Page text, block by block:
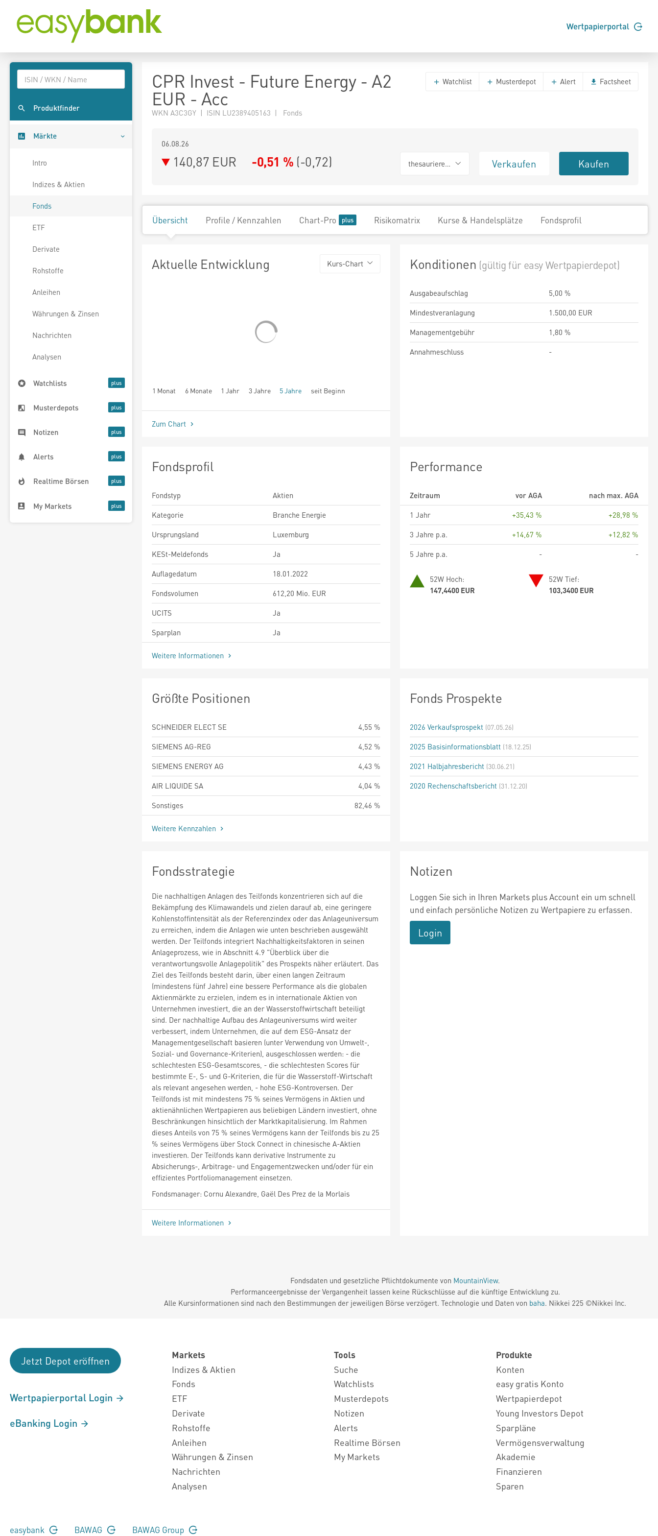
Wertpapierportal
Produktfinder
Märkte
Intro
Indizes & Aktien
Fonds
ETF
Derivate
Rohstoffe
Anleihen
Währungen & Zinsen
Nachrichten
Analysen
Watchlists
Musterdepots
Notizen
Alerts
Realtime Börsen
My Markets
CPR Invest - Future Energy - A2
EUR - Acc
WKN A3C3GY | ISIN LU2389405163 | Fonds
Watchlist Musterdepot Alert Factsheet
06.08.26
140,87 EUR -0,51 % (-0,72) thesaurierend Verkaufen Kaufen
Übersicht Profile / Kennzahlen Chart-Pro Risikomatrix Kurse & Handelsplätze Fondsprofil
Aktuelle Entwicklung Kurs-Chart
1 Monat 6 Monate 1 Jahr 3 Jahre 5 Jahre seit Beginn
Zum Chart
Konditionen (gültig für easy Wertpapierdepot)
Ausgabeaufschlag
5,00 %
Mindestveranlagung
1.500,00 EUR
Managementgebühr
1,80 %
Annahmeschluss
-
Fondsprofil
Fondstyp
Aktien
Kategorie
Branche Energie
Ursprungsland
Luxemburg
KESt-Meldefonds
Ja
Auflagedatum
18.01.2022
Fondsvolumen
612,20 Mio. EUR
UCITS
Ja
Sparplan
Ja
Weitere Informationen
Performance
Zeitraum vor AGA
nach max. AGA
1 Jahr
+35,43 %
+28,98 %
3 Jahre p.a.
+14,67 %
+12,82 %
5 Jahre p.a.
- -
52W Hoch:
147,4400 EUR
52W Tief:
103,3400 EUR
Größte Positionen
SCHNEIDER ELECT SE
4,55 %
SIEMENS AG-REG
4,52 %
SIEMENS ENERGY AG
4,43 %
AIR LIQUIDE SA
4,04 %
Sonstiges
82,46 %
Weitere Kennzahlen
Fonds Prospekte
2026 Verkaufsprospekt (07.05.26)
2025 Basisinformationsblatt (18.12.25)
2021 Halbjahresbericht (30.06.21)
2020 Rechenschaftsbericht (31.12.20)
Fondsstrategie
Die nachhaltigen Anlagen des Teilfonds konzentrieren sich auf die
Bekämpfung des Klimawandels und zielen darauf ab, eine geringere
Kohlenstoffintensität als der Referenzindex oder das Anlageuniversum
zu erreichen, indem die Anlagen wie unten beschrieben ausgewählt
werden. Der Teilfonds integriert Nachhaltigkeitsfaktoren in seinen
Anlageprozess, wie in Abschnitt 4.9 "Überblick über die
verantwortungsvolle Anlagepolitik" des Prospekts näher erläutert. Das
Ziel des Teilfonds besteht darin, über einen langen Zeitraum
(mindestens fünf Jahre) eine bessere Performance als die globalen
Aktienmärkte zu erzielen, indem es in internationale Aktien von
Unternehmen investiert, die an der Wasserstoffwirtschaft beteiligt
sind. Der nachhaltige Aufbau des Anlageuniversums wird weiter
verbessert, indem Unternehmen, die auf dem ESG-Ansatz der
Managementgesellschaft basieren (unter Verwendung von Umwelt-,
Sozial- und Governance-Kriterien), ausgeschlossen werden: - die
schlechtesten ESG-Gesamtscores, - die schlechtesten Scores für
bestimmte E-, S- und G-Kriterien, die für die Wasserstoff-Wirtschaft
als relevant angesehen werden, - hohe ESG-Kontroversen. Der
Teilfonds ist mit mindestens 75 % seines Vermögens in Aktien und
aktienähnlichen Wertpapieren aus beliebigen Ländern investiert, ohne
Beschränkungen hinsichtlich der Marktkapitalisierung. Im Rahmen
dieses Anteils von 75 % seines Vermögens kann der Teilfonds bis zu 25
% seines Vermögens über Stock Connect in chinesische A-Aktien
investieren. Der Teilfonds kann derivative Instrumente zu
Absicherungs-, Arbitrage- und Engagementzwecken und/oder für ein
effizientes Portfoliomanagement einsetzen.
Fondsmanager: Cornu Alexandre, Gaël Des Prez de la Morlais
Weitere Informationen
Notizen
Loggen Sie sich in Ihren Markets plus Account ein um schnell
und einfach persönliche Notizen zu Wertpapiere zu erfassen.
Login
Fondsdaten und gesetzliche Pflichtdokumente von MountainView.
Performanceergebnisse der Vergangenheit lassen keine Rückschlüsse auf die künftige Entwicklung zu.
Alle Kursinformationen sind nach den Bestimmungen der jeweiligen Börse verzögert. Technologie und Daten von baha. Nikkei 225 ©Nikkei Inc.
Jetzt Depot eröffnen
Wertpapierportal Login
eBanking Login
Markets
Indizes & Aktien
Fonds
ETF
Derivate
Rohstoffe
Anleihen
Währungen & Zinsen
Nachrichten
Analysen
Tools
Suche
Watchlists
Musterdepots
Notizen
Alerts
Realtime Börsen
My Markets
Produkte
Konten
easy gratis Konto
Wertpapierdepot
Young Investors Depot
Sparpläne
Vermögensverwaltung
Akademie
Finanzieren
Sparen
easybank BAWAG BAWAG Group